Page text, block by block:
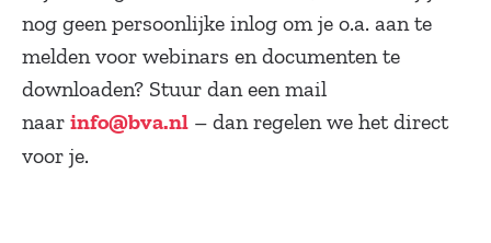
nog geen persoonlijke inlog om je o.a. aan te
melden voor webinars en documenten te
downloaden? Stuur dan een mail
naar info@bva.nl – dan regelen we het direct
voor je.